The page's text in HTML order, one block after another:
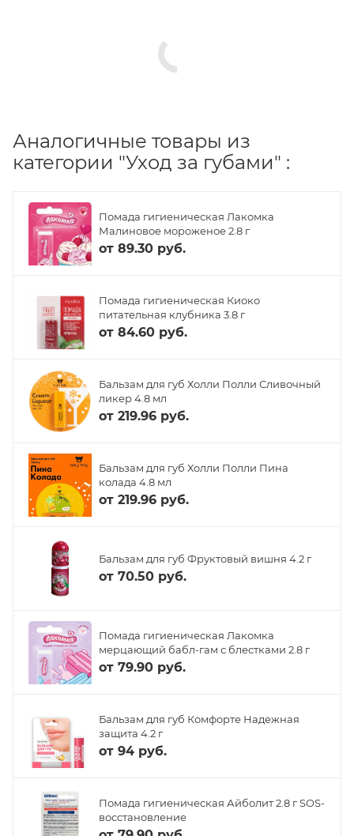
Аналогичные товары из
категории "Уход за губами" :
Помада гигиеническая Лакомка
Малиновое мороженое 2.8 г
от 89.30 руб.
Помада гигиеническая Киоко
питательная клубника 3.8 г
от 84.60 руб.
Бальзам для губ Холли Полли Сливочный
ликер 4.8 мл
от 219.96 руб.
Бальзам для губ Холли Полли Пина
колада 4.8 мл
от 219.96 руб.
Бальзам для губ Фруктовый вишня 4.2 г
от 70.50 руб.
Помада гигиеническая Лакомка
мерцающий бабл-гам с блестками 2.8 г
от 79.90 руб.
Бальзам для губ Комфорте Надежная
защита 4.2 г
от 94 руб.
Помада гигиеническая Айболит 2.8 г SOS-
восстановление